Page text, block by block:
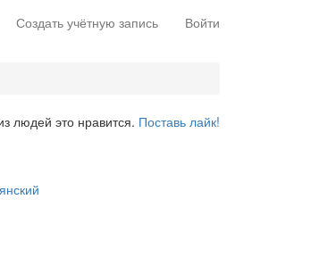
Создать учётную запись Войти
людей это нравится. Поставь лайк!